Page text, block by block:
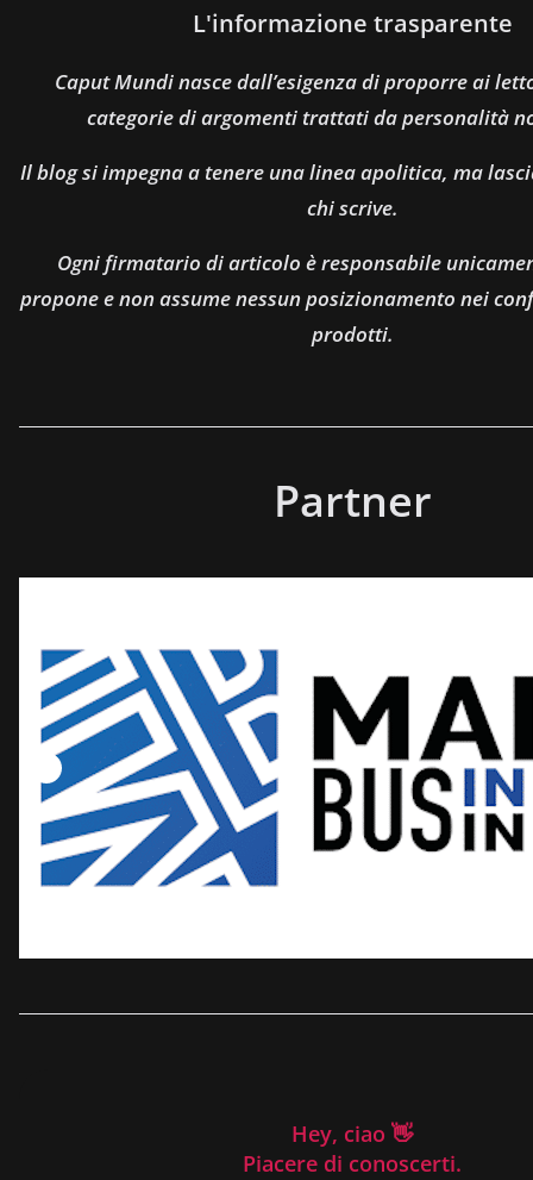
L'informazione trasparente
Caput Mundi nasce dall’esigenza di proporre ai
categorie di argomenti trattati da personalità
Il blog si impegna a tenere una linea apolitica, ma
chi scrive.
Ogni firmatario di articolo è responsabile
propone e non assume nessun posizionamento nei
prodotti.
Partner
Hey, ciao 👋
Piacere di conoscerti.